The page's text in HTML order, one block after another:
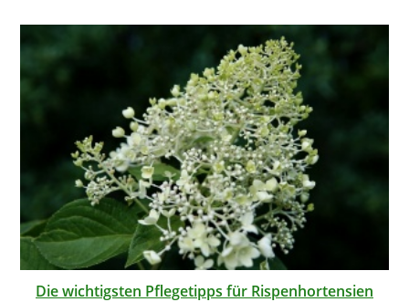
Die wichtigsten Pflegetipps für Rispenhortensien